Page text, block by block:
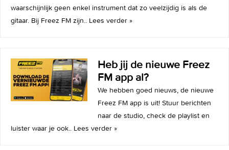
waarschijnlijk geen enkel instrument dat zo veelzijdig is als de
gitaar. Bij Freez FM zijn.. Lees verder »
Heb jij de nieuwe Freez
FM app al?
We hebben goed nieuws, de nieuwe
Freez FM app is uit! Stuur berichten
naar de studio, check de playlist en
luister waar je ook.. Lees verder »